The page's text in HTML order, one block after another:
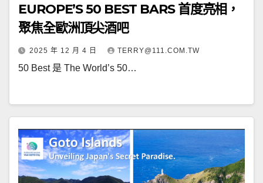
EUROPE’S 50 BEST BARS 首度亮相，
聚焦全歐洲頂尖酒吧
2025 年 12 月 4 日 TERRY@111.COM.TW
50 Best 是 The World’s 50…